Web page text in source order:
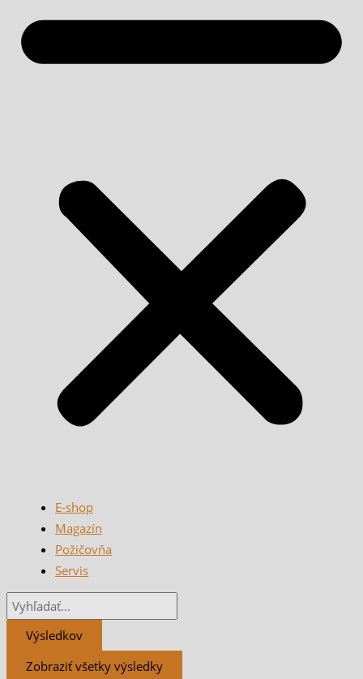
E-shop
Magazín
Požičovňa
Servis
Výsledkov
Zobraziť všetky výsledky